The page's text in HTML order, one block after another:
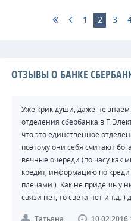
1 2 3
ОТЗЫВЫ О БАНКЕ
Уже крик души, даже не знаем
отделения сбербанка в Г.
что это единственное
поэтому они себя считают
вечные очереди (по часу как
кредит, информацию по
плечами ). Как не придешь у
связи нет, то света нет и т.д.
Татьяна 10.02.2016